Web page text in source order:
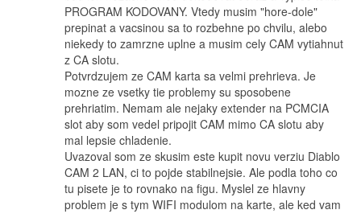
PROGRAM KODOVANY. Vtedy musim "hore-dole"
prepinat a vacsinou sa to rozbehne po chvilu, alebo
niekedy to zamrzne uplne a musim cely CAM vytiahnut
z CA slotu.
Potvrdzujem ze CAM karta sa velmi prehrieva. Je
mozne ze vsetky tie problemy su sposobene
prehriatim. Nemam ale nejaky extender na PCMCIA
slot aby som vedel pripojit CAM mimo CA slotu aby
mal lepsie chladenie.
Uvazoval som ze skusim este kupit novu verziu Diablo
CAM 2 LAN, ci to pojde stabilnejsie. Ale podla toho co
tu pisete je to rovnako na figu. Myslel ze hlavny
problem je s tym WIFI modulom na karte, ale ked vam